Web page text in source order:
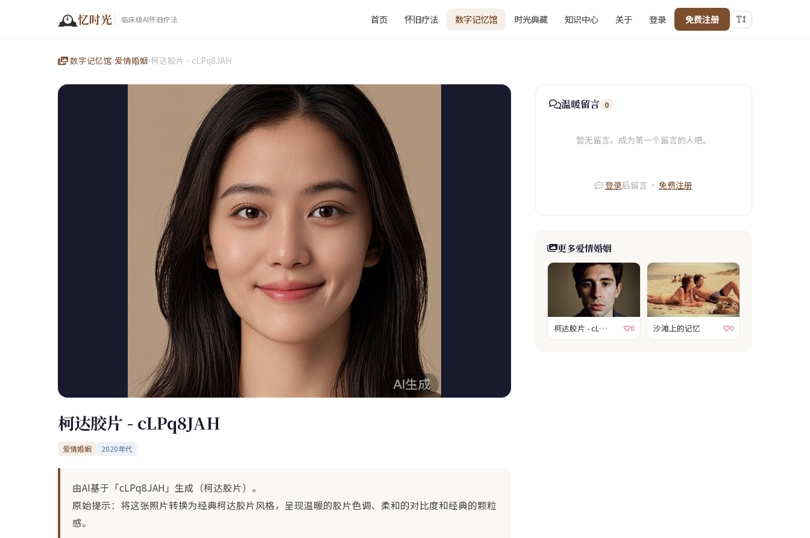
🕰️忆时光 临床级AI怀旧疗法 首页 怀旧疗法 数字记忆馆 时光典藏 知识中心 关于 登录 免费注册
数字记忆馆›爱情婚姻›柯达胶片 - cLPq8JAH
柯达胶片 - cLPq8JAH
爱情婚姻 2020年代
由AI基于「cLPq8JAH」生成（柯达胶片）。
原始提示：将这张照片转换为经典柯达胶片风格，呈现温暖的胶片色调、柔和的对比度和经典的颗粒
感。
温暖留言 0
暂无留言。成为第一个留言的人吧。
登录后留言 · 免费注册
更多爱情婚姻
柯达胶片 - cLPq8JAH 0 沙滩上的记忆 0